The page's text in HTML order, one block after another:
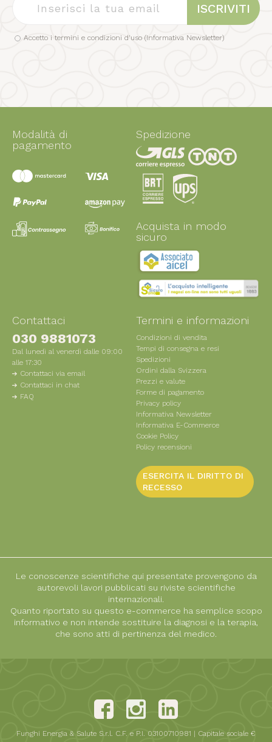
ISCRIVITI
Accetto i termini e condizioni d'uso (Informativa Newsletter)
Modalità di
pagamento
Spedizione
Acquista in modo
sicuro
Contattaci
030 9881073
Dal lunedì al venerdì dalle 09:00
alle 17:30
Contattaci via email
Contattaci in chat
FAQ
Termini e informazioni
Condizioni di vendita
Tempi di consegna e resi
Spedizioni
Ordini dalla Svizzera
Prezzi e valute
Forme di pagamento
Privacy policy
Informativa Newsletter
Informativa E-Commerce
Cookie Policy
Policy recensioni
ESERCITA IL DIRITTO DI
RECESSO
Le conoscenze scientifiche qui presentate provengono da
autorevoli lavori pubblicati su riviste scientifiche
internazionali.
Quanto riportato su questo e-commerce ha semplice scopo
informativo e non intende sostituire la diagnosi e la terapia,
che sono atti di pertinenza del medico.
Funghi Energia & Salute S.r.l. C.F. e P.I. 03100710981 | Capitale sociale €